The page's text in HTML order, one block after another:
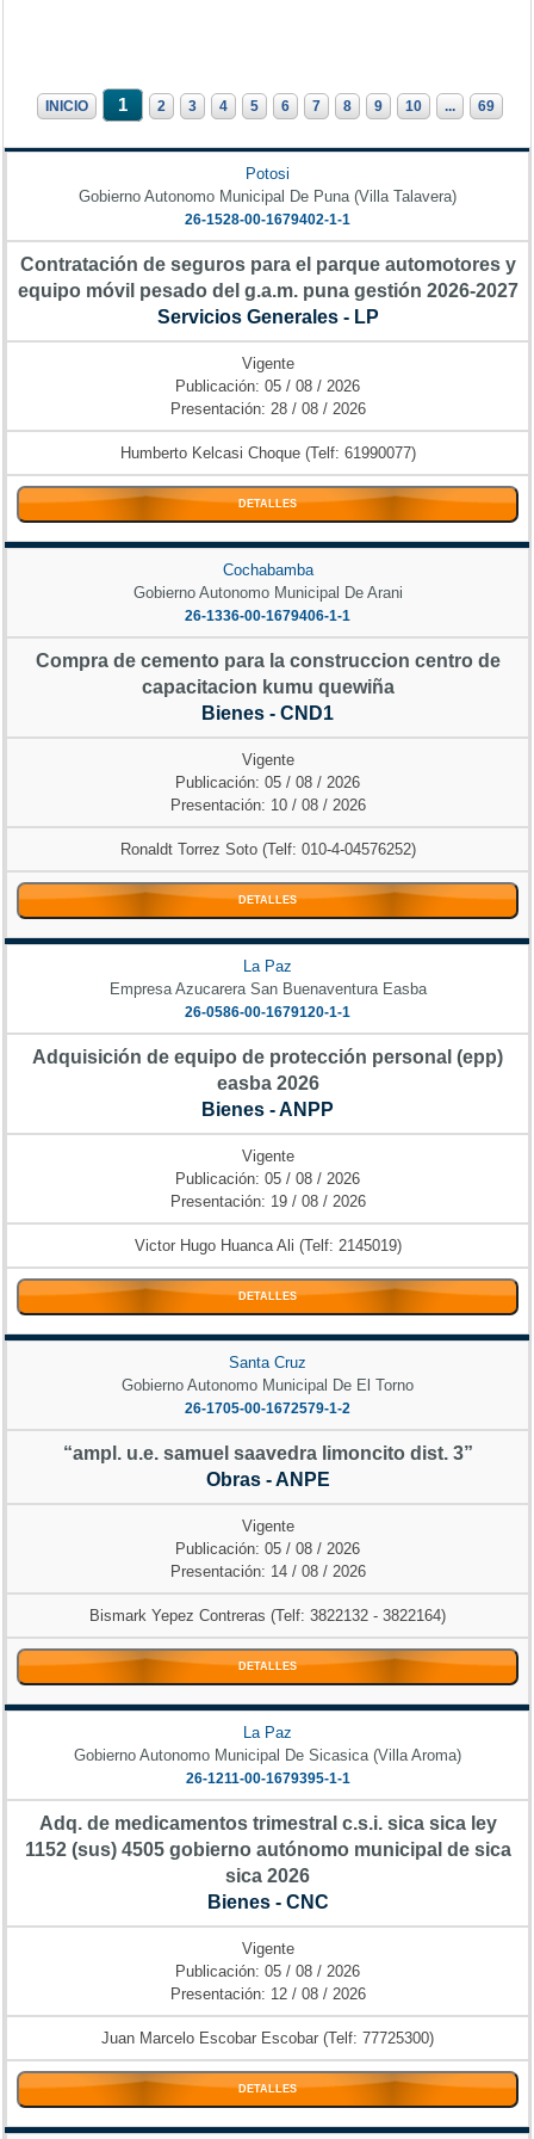
INICIO 1 2 3 4 5 6 7 8 9 10 ... 69
Potosi
Gobierno Autonomo Municipal De Puna (Villa Talavera)
26-1528-00-1679402-1-1
Contratación de seguros para el parque automotores y
equipo móvil pesado del g.a.m. puna gestión 2026-2027
Servicios Generales - LP
Vigente
Publicación: 05 / 08 / 2026
Presentación: 28 / 08 / 2026
Humberto Kelcasi Choque (Telf: 61990077)
DETALLES
Cochabamba
Gobierno Autonomo Municipal De Arani
26-1336-00-1679406-1-1
Compra de cemento para la construccion centro de
capacitacion kumu quewiña
Bienes - CND1
Vigente
Publicación: 05 / 08 / 2026
Presentación: 10 / 08 / 2026
Ronaldt Torrez Soto (Telf: 010-4-04576252)
DETALLES
La Paz
Empresa Azucarera San Buenaventura Easba
26-0586-00-1679120-1-1
Adquisición de equipo de protección personal (epp)
easba 2026
Bienes - ANPP
Vigente
Publicación: 05 / 08 / 2026
Presentación: 19 / 08 / 2026
Victor Hugo Huanca Ali (Telf: 2145019)
DETALLES
Santa Cruz
Gobierno Autonomo Municipal De El Torno
26-1705-00-1672579-1-2
“ampl. u.e. samuel saavedra limoncito dist. 3”
Obras - ANPE
Vigente
Publicación: 05 / 08 / 2026
Presentación: 14 / 08 / 2026
Bismark Yepez Contreras (Telf: 3822132 - 3822164)
DETALLES
La Paz
Gobierno Autonomo Municipal De Sicasica (Villa Aroma)
26-1211-00-1679395-1-1
Adq. de medicamentos trimestral c.s.i. sica sica ley
1152 (sus) 4505 gobierno autónomo municipal de sica
sica 2026
Bienes - CNC
Vigente
Publicación: 05 / 08 / 2026
Presentación: 12 / 08 / 2026
Juan Marcelo Escobar Escobar (Telf: 77725300)
DETALLES